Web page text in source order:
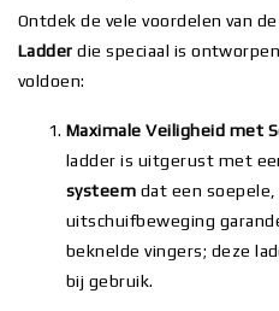
Ontdek de vele voordelen van
Ladder die speciaal is
voldoen:
Maximale Veiligheid met
ladder is uitgerust met
systeem dat een
uitschuifbeweging
beknelde vingers; deze
bij gebruik.